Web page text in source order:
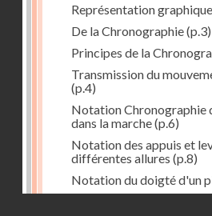
Représentation
De la Chronographie(p.3)
Principes de la
Transmission du
(p.4)
Notation Chronographie
dans la marche(p.6)
Notation des appuis et
différentes allures (p.8)
Notation du doigté d'un